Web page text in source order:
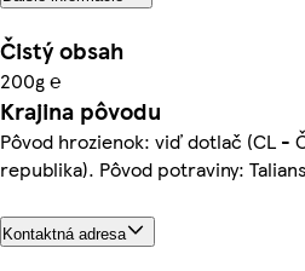
Čistý obsah
200g ℮
Krajina pôvodu
Pôvod hrozienok: viď dotlač (CL -
republika). Pôvod potraviny:
Kontaktná adresa